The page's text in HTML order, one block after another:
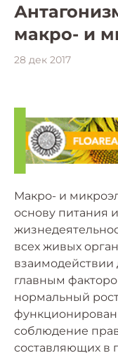
макро- и
28 дек 2017
Макро- и
основу питания
всех живых
взаимодействии
главным
нормальный
соблюдение
составляющих в